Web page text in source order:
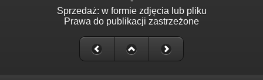
Sprzedaż: w formie zdjęcia lub pliku
Prawa do publikacji zastrzeżone